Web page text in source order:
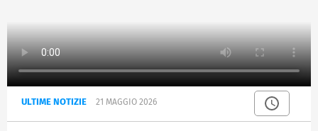
ULTIME NOTIZIE 21 MAGGIO 2026